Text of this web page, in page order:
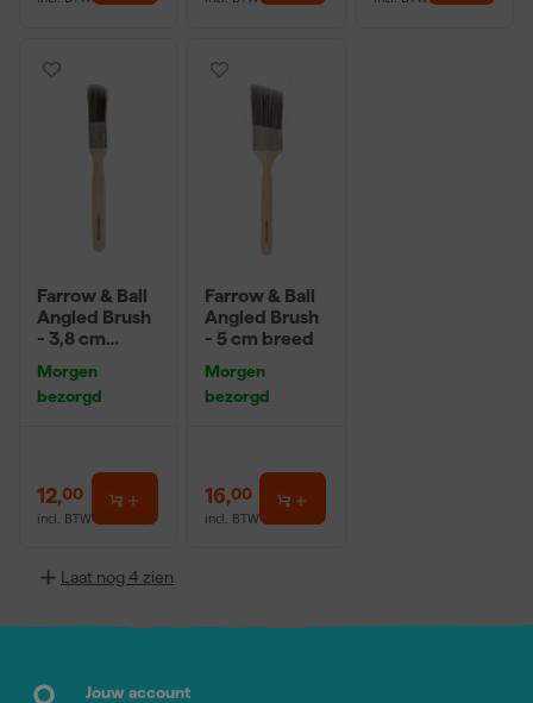
Farrow & Ball
Angled Brush
- 3,8 cm
Morgen
bezorgd
12,00
incl. BTW
Farrow & Ball
Angled Brush
- 5 cm breed
Morgen
bezorgd
16,00
incl. BTW
Laat nog 4 zien
Jouw account